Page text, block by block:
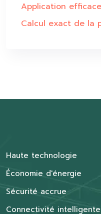
Application
Calcul exact de la
Haute technologie
Économie d'énergie
Sécurité accrue
Connectivité intelligente